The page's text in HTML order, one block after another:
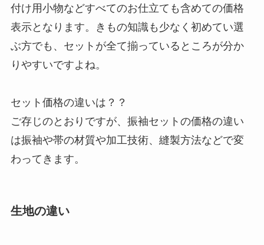
付け用小物などすべてのお仕立ても含めての価格
表示となります。きもの知識も少なく初めてい選
ぶ方でも、セットが全て揃っているところが分か
りやすいですよね。
セット価格の違いは？？
ご存じのとおりですが、振袖セットの価格の違い
は振袖や帯の材質や加工技術、縫製方法などで変
わってきます。
生地の違い